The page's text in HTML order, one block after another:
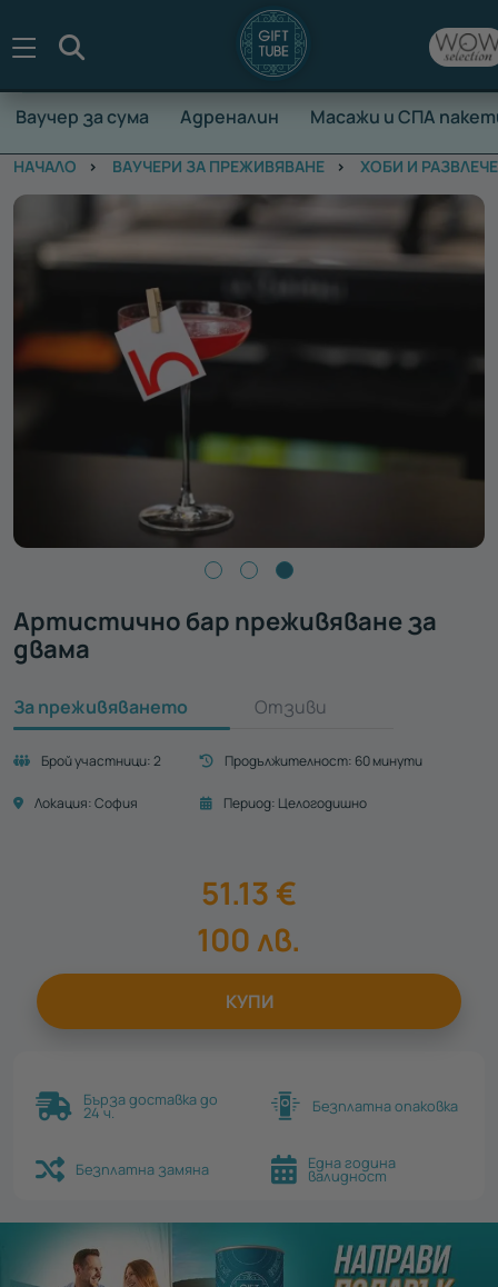
Ваучер за сума Адреналин Масажи и СПА
НАЧАЛО ВАУЧЕРИ ЗА ПРЕЖИВЯВАНЕ ХОБИ И
Артистично бар преживяване за
двама
За преживяването Отзиви
Брой участници:2 Продължителност: 60 минути
Локация:София Период: Целогодишно
51.13 €
100лв.
КУПИ
Бърза доставка до
24 ч. Безплатна опаковка
Безплатна замяна Една година
валидност